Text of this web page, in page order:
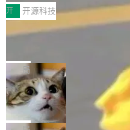
常维护操作，并完整支持
村国家自主创新示范区会议中心
由中关村智联软件服务业质量创
“智构可信·质创未来——AI原生
式”为主题，直面AI从实验室走
的核心质量命题。会上，《
工具选型手册》发布，Testin云
nt智能测试系统入选AI测试领域
O而言，这提示了一个转变：AI
工具升级为企业的质量基础设
开 开源科技
让非法状态不可表示：一篇
有一种东西，一旦用过就回不
eev 管它叫"软件设计的基石"
鲜——代数数据类型（ADT），
（sum type）。但他说清楚了一
型系统的学术体操，是日常编
章从一个简单的例子切入。一
局
Cloudflare 开源内部企业 AI
dflare OS
Cloudflare 发布了一个开源项
S。如果你只看官方博客，你会